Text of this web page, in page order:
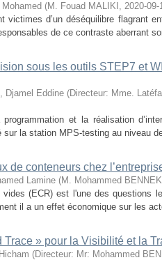
(M. Fouad MALIKI , 2020-09-
victimes d’un déséquilibre flagrant
de ce contraste aberrant
sous les outils STEP7 et
Djamel Eddine (Directeur: Mme.
et la réalisation
la station MPS-testing au niveau
de conteneurs chez
Lamine (M. Mohammed
vides (ECR) est l'une des questions
il a un effet économique sur les
Trace » pour la Visibilité et la
(Directeur: Mr: Mohammed